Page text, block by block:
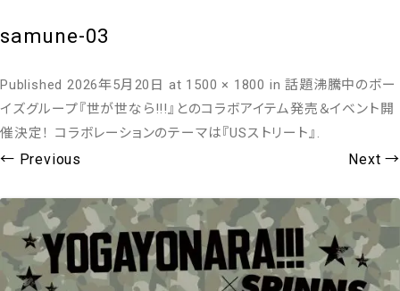
samune-03
Published 2026年5月20日 at 1500 × 1800 in話題沸騰中のボー
イズグループ『世が世なら!!!』とのコラボアイテム発売＆イベント開
催決定！ コラボレーションのテーマは『USストリート』 .
← Previous Next →